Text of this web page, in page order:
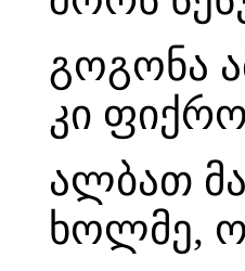
გოგონა
კი
ალბათ
ხოლმე,